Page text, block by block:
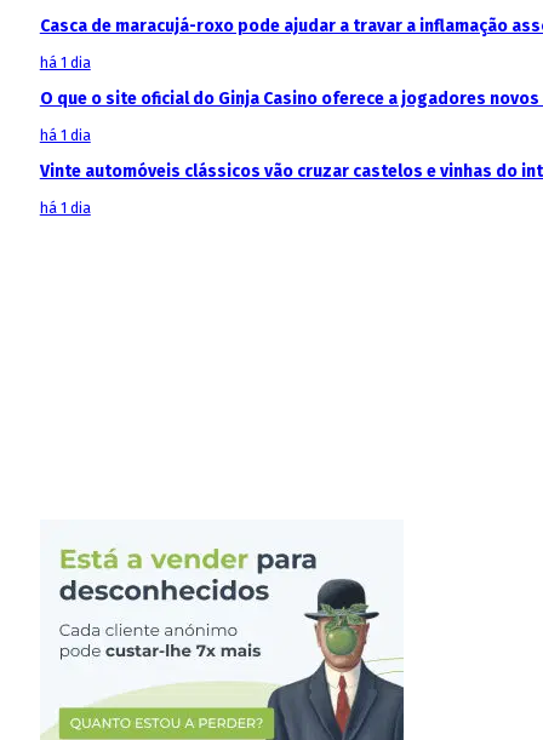
Casca de maracujá-roxo pode ajudar a travar a inflamação
há 1 dia
O que o site oficial do Ginja Casino oferece a jogadores
há 1 dia
Vinte automóveis clássicos vão cruzar castelos e vinhas do
há 1 dia